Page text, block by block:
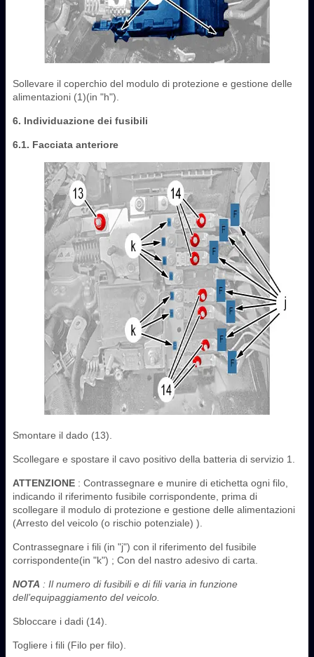
Sollevare il coperchio del modulo di protezione e gestione delle
alimentazioni (1)(in "h").
6. Individuazione dei fusibili
6.1. Facciata anteriore
Smontare il dado (13).
Scollegare e spostare il cavo positivo della batteria di servizio ‎1.
ATTENZIONE : Contrassegnare e munire di etichetta ogni filo,
indicando il riferimento fusibile corrispondente, prima di
scollegare il modulo di protezione e gestione delle alimentazioni
(Arresto del veicolo (o rischio potenziale) ).
Contrassegnare i fili (in "j") con il riferimento del fusibile
corrispondente(in "k") ; Con del nastro adesivo di carta.
NOTA : Il numero di fusibili e di fili varia in funzione
dell’equipaggiamento del veicolo.
Sbloccare i dadi (14).
Togliere i fili (Filo per filo).